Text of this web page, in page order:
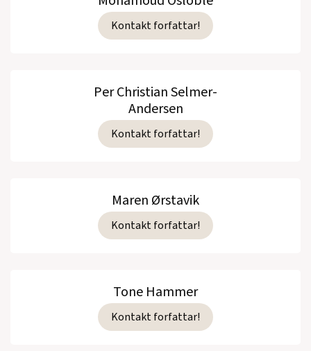
Kontakt forfattar!
Per Christian Selmer-
Andersen
Kontakt forfattar!
Maren Ørstavik
Kontakt forfattar!
Tone Hammer
Kontakt forfattar!